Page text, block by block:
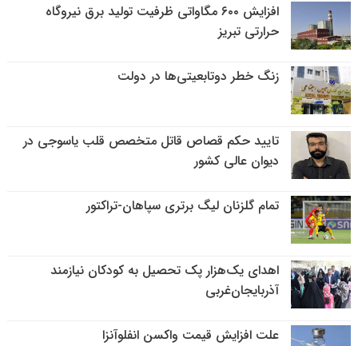
افزایش ۶۰۰ مگاواتی ظرفیت تولید برق نیروگاه
حرارتی تبریز
زنگ خطر دوتابعیتی‌ها در دولت
تایید حکم قصاص قاتل متخصص قلب یاسوجی در
دیوان عالی کشور
تمام گلزنان لیگ‌ برتری سپاهان-تراکتور
اهدای یک‌هزار پک تحصیل به کودکان نیازمند
آذربایجان‌غربی
علت افزایش قیمت واکسن انفلوآنزا